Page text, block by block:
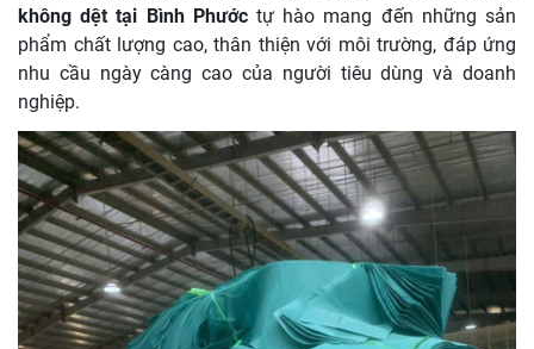
không dệt tại Bình Phướctự hào mang đến những sản
phẩm chất lượng cao, thân thiện với môi trường, đáp ứng
nhu cầu ngày càng cao của người tiêu dùng và doanh
nghiệp.